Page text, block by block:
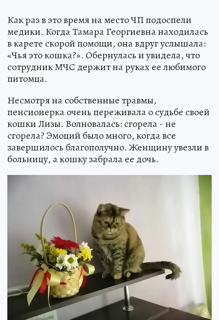
Как раз в это время на место ЧП подоспели
медики. Когда Тамара Георгиевна находилась
в карете скорой помощи, она вдруг услышала:
«Чья это кошка?». Обернулась и увидела, что
сотрудник МЧС держит на руках ее любимого
питомца.
Несмотря на собственные травмы,
пенсионерка очень переживала о судьбе своей
кошки Лизы. Волновалась: сгорела - не
сгорела? Эмоций было много, когда все
завершилось благополучно. Женщину увезли в
больницу, а кошку забрала ее дочь.